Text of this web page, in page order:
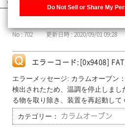
No : 702 更新日時 : 2020/09/01 09:28
エラーコード:[0x9408]
エラーメッセージ: カラムオーブン
検出されたため、温調を停止しまし
る物を取り除き、装置を再起動して
カテゴリー： カラムオーブン
of our sharing information about
Information] to customize your
Do Not Sell or Share My